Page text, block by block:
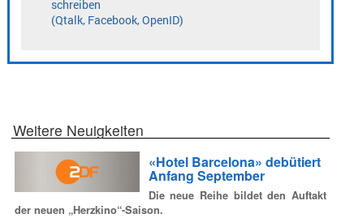
Weitere Neuigkeiten
«Hotel Barcelona» debütiert
Anfang September
Die neue Reihe bildet den Auftakt
der neuen „Herzkino“-Saison.